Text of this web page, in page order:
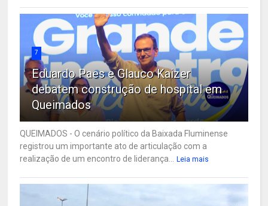
7
Eduardo Paes e Glauco Kaizer
debatem construção de hospital em
Queimados
QUEIMADOS - O cenário político da Baixada Fluminense
registrou um importante ato de articulação com a
realização de um encontro de liderança...
Leia mais